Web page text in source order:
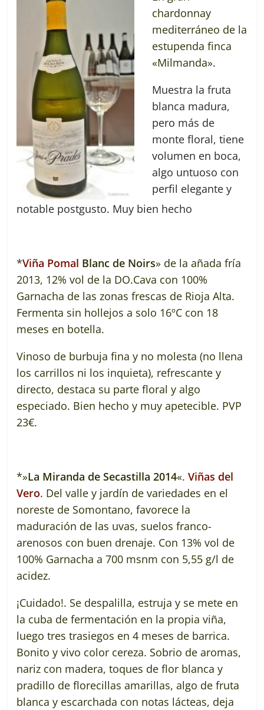
chardonnay
mediterráneo de la
estupenda finca
«Milmanda».
Muestra la fruta
blanca madura,
pero más de
monte floral, tiene
volumen en boca,
algo untuoso con
perfil elegante y
notable postgusto. Muy bien hecho
*Viña Pomal Blanc de Noirs» de la añada fría
2013, 12% vol de la DO.Cava con 100%
Garnacha de las zonas frescas de Rioja Alta.
Fermenta sin hollejos a solo 16ºC con 18
meses en botella.
Vinoso de burbuja fina y no molesta (no llena
los carrillos ni los inquieta), refrescante y
directo, destaca su parte floral y algo
especiado. Bien hecho y muy apetecible. PVP
23€.
*»La Miranda de Secastilla 2014«.Viñas del
Vero. Del valle y jardín de variedades en el
noreste de Somontano, favorece la
maduración de las uvas, suelos franco-
arenosos con buen drenaje. Con 13% vol de
100% Garnacha a 700 msnm con 5,55 g/l de
acidez.
¡Cuidado!. Se despalilla, estruja y se mete en
la cuba de fermentación en la propia viña,
luego tres trasiegos en 4 meses de barrica.
Bonito y vivo color cereza. Sobrio de aromas,
nariz con madera, toques de flor blanca y
pradillo de florecillas amarillas, algo de fruta
blanca y escarchada con notas lácteas, deja